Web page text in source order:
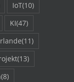
IoT(10)
KI(47)
(11)
(13)
(8)